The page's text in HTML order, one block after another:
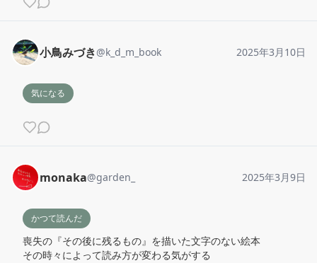
小鳥みづき@k_d_m_book 2025年3月10日
気になる
monaka@garden_ 2025年3月9日
かつて読んだ
喪失の『その後に残るもの』を描いた文字のない絵本
その時々によって読み方が変わる気がする